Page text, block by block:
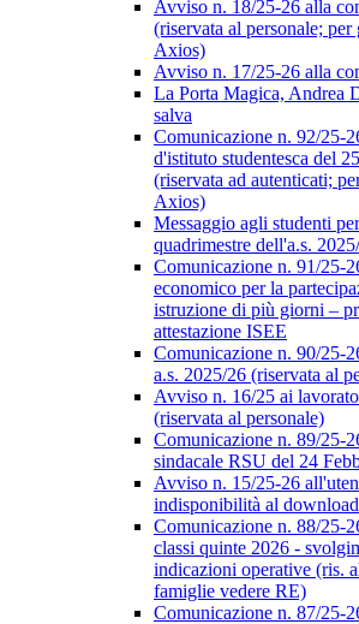
Avviso n. 18/25-26 alla
(riservata al personale;
Axios)
Avviso n. 17/25-26 alla
La Porta Magica, Andrea
salva
Comunicazione n. 92/25-
d'istituto studentesca del
(riservata ad autenticati;
Axios)
Messaggio agli studenti
quadrimestre dell'a.s.
Comunicazione n. 91/25-
economico per la
istruzione di più giorni –
attestazione ISEE
Comunicazione n. 90/25-
a.s. 2025/26 (riservata al
Avviso n. 16/25 ai
(riservata al personale)
Comunicazione n. 89/25-
sindacale RSU del 24
Avviso n. 15/25-26
indisponibilità al
Comunicazione n. 88/25-
classi quinte 2026 -
indicazioni operative (ris.
famiglie vedere RE)
Comunicazione n. 87/25-